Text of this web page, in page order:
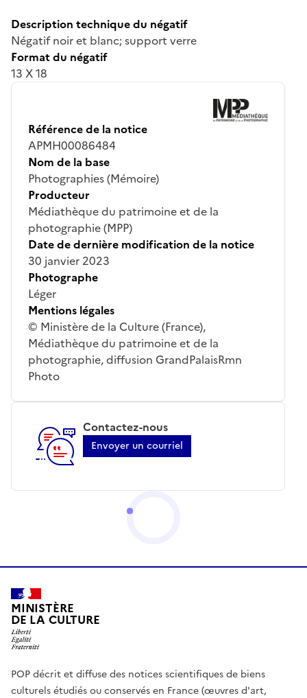
Description technique du négatif
Négatif noir et blanc; support verre
Format du négatif
13 X 18
Référence de la notice
APMH00086484
Nom de la base
Photographies (Mémoire)
Producteur
Médiathèque du patrimoine et de la
photographie (MPP)
Date de dernière modification de la notice
30 janvier 2023
Photographe
Léger
Mentions légales
© Ministère de la Culture (France),
Médiathèque du patrimoine et de la
photographie, diffusion GrandPalaisRmn
Photo
Contactez-nous
Envoyer un courriel
MINISTÈRE
DE LA CULTURE
POP décrit et diffuse des notices scientifiques de biens
culturels étudiés ou conservés en France (œuvres d'art,